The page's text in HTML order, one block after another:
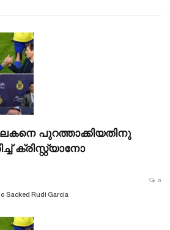
പുറത്താക്കിയതിനു
ക്രിസ്റ്റ്യാനോ
0
Sacked Rudi Garcia